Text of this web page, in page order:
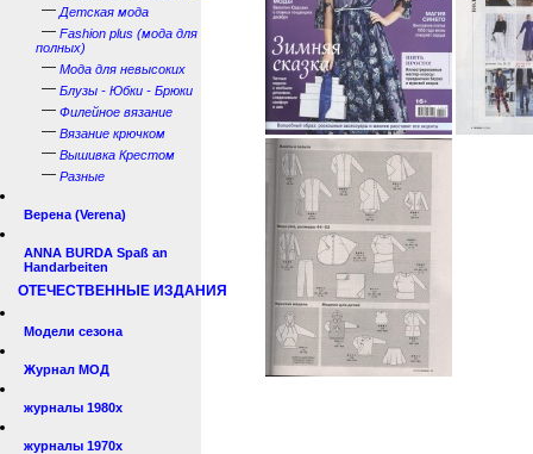
— Детская мода
— Fashion plus (мода для
полных)
— Мода для невысоких
— Блузы - Юбки - Брюки
— Филейное вязание
— Вязание крючком
— Вышивка Крестом
— Разные
Верена (Verena)
ANNA BURDA Spaß an
Handarbeiten
ОТЕЧЕСТВЕННЫЕ ИЗДАНИЯ
Модели сезона
Журнал МОД
журналы 1980х
журналы 1970х